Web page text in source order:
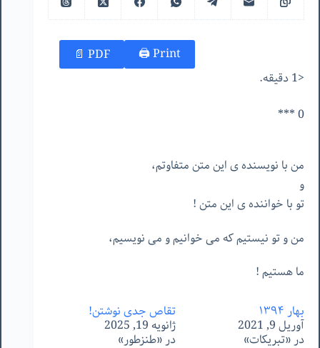
Print 🖨
PDF 📄
<1 دقیقه.
0 ***
منبا نويسندهىاينمتنمتفاوتم،
و
توبا خوانندهىاينمتن!
منوتونيستيمكهمىخوانيمومىنويسيم،
ماهستيم!
بهار ۱۳۹۴
آوریل 9, 2021
در «تبریکات»
تقاصِ جدی نوشتن!
ژانویه 19, 2025
در «طنزطور»